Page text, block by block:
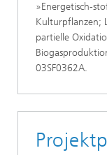
»Energetisch-
Kulturpflanzen;
partielle
03SF0362A.